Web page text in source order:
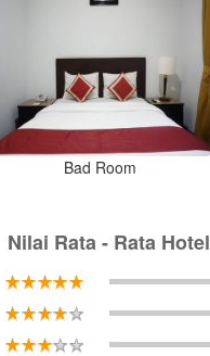
Bad Room
Nilai Rata - Rata Hotel